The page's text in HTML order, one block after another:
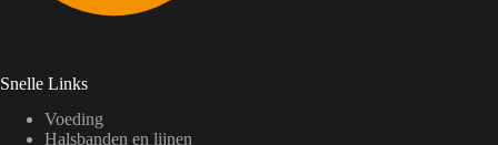
Snelle Links
Voeding
Halsbanden en lijnen